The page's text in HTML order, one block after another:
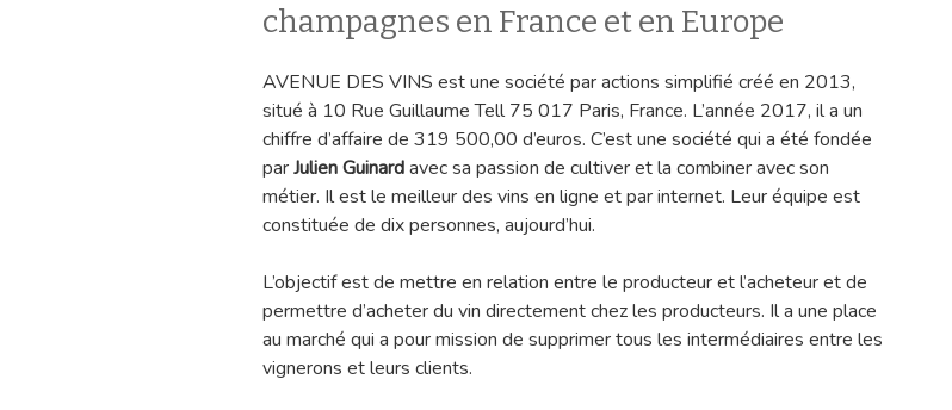
champagnes en France et en Europe
AVENUE DES VINS est une société par actions simplifié créé en 2013,
situé à 10 Rue Guillaume Tell 75 017 Paris, France. L’année 2017, il a un
chiffre d’affaire de 319 500,00 d’euros. C’est une société qui a été fondée
parJulien Guinardavec sa passion de cultiver et la combiner avec son
métier. Il est le meilleur des vins en ligne et par internet. Leur équipe est
constituée de dix personnes, aujourd’hui.
L’objectif est de mettre en relation entre le producteur et l’acheteur et de
permettre d’acheter du vin directement chez les producteurs. Il a une place
au marché qui a pour mission de supprimer tous les intermédiaires entre les
vignerons et leurs clients.